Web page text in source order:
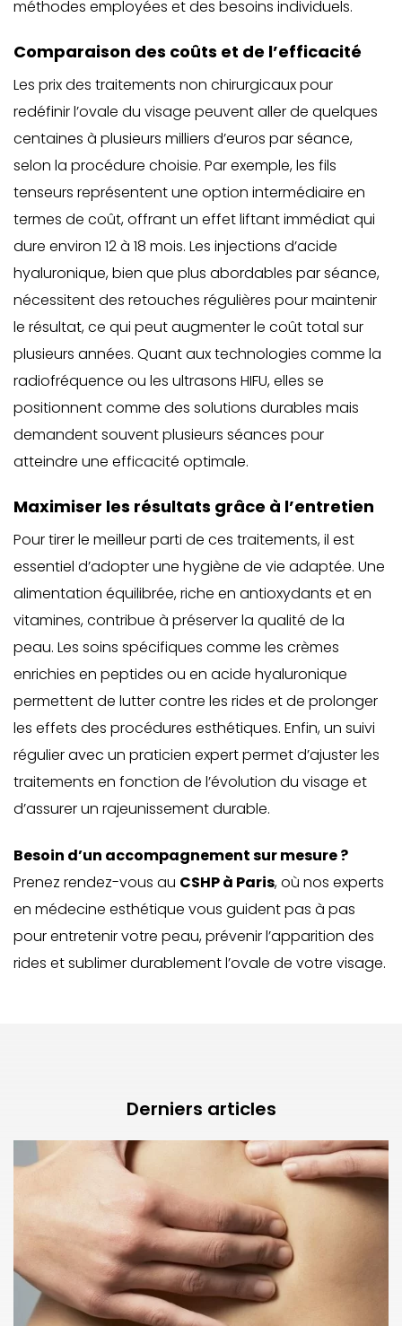
méthodes employées et des besoins individuels.
Comparaison des coûts et de l’efficacité
Les prix des traitements non chirurgicaux pour
redéfinir l’ovale du visage peuvent aller de quelques
centaines à plusieurs milliers d’euros par séance,
selon la procédure choisie. Par exemple, les fils
tenseurs représentent une option intermédiaire en
termes de coût, offrant un effet liftant immédiat qui
dure environ 12 à 18 mois. Les injections d’acide
hyaluronique, bien que plus abordables par séance,
nécessitent des retouches régulières pour maintenir
le résultat, ce qui peut augmenter le coût total sur
plusieurs années. Quant aux technologies comme la
radiofréquence ou les ultrasons HIFU, elles se
positionnent comme des solutions durables mais
demandent souvent plusieurs séances pour
atteindre une efficacité optimale.
Maximiser les résultats grâce à l’entretien
Pour tirer le meilleur parti de ces traitements, il est
essentiel d’adopter une hygiène de vie adaptée. Une
alimentation équilibrée, riche en antioxydants et en
vitamines, contribue à préserver la qualité de la
peau. Les soins spécifiques comme les crèmes
enrichies en peptides ou en acide hyaluronique
permettent de lutter contre les rides et de prolonger
les effets des procédures esthétiques. Enfin, un suivi
régulier avec un praticien expert permet d’ajuster les
traitements en fonction de l’évolution du visage et
d’assurer un rajeunissement durable.
Besoin d’un accompagnement sur mesure ?
Prenez rendez-vous au CSHP à Paris, où nos experts
en médecine esthétique vous guident pas à pas
pour entretenir votre peau, prévenir l’apparition des
rides et sublimer durablement l’ovale de votre visage.
Derniers articles